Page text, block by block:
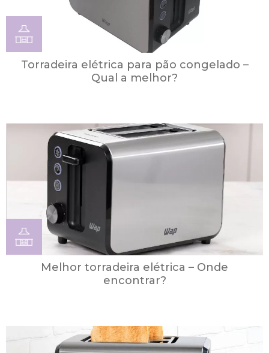
Torradeira elétrica para pão congelado –
Qual a melhor?
Melhor torradeira elétrica – Onde
encontrar?